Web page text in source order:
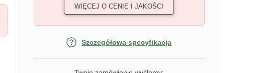
WIĘCEJ O CENIE I JAKOŚCI
Szczegółowa specyfikacja